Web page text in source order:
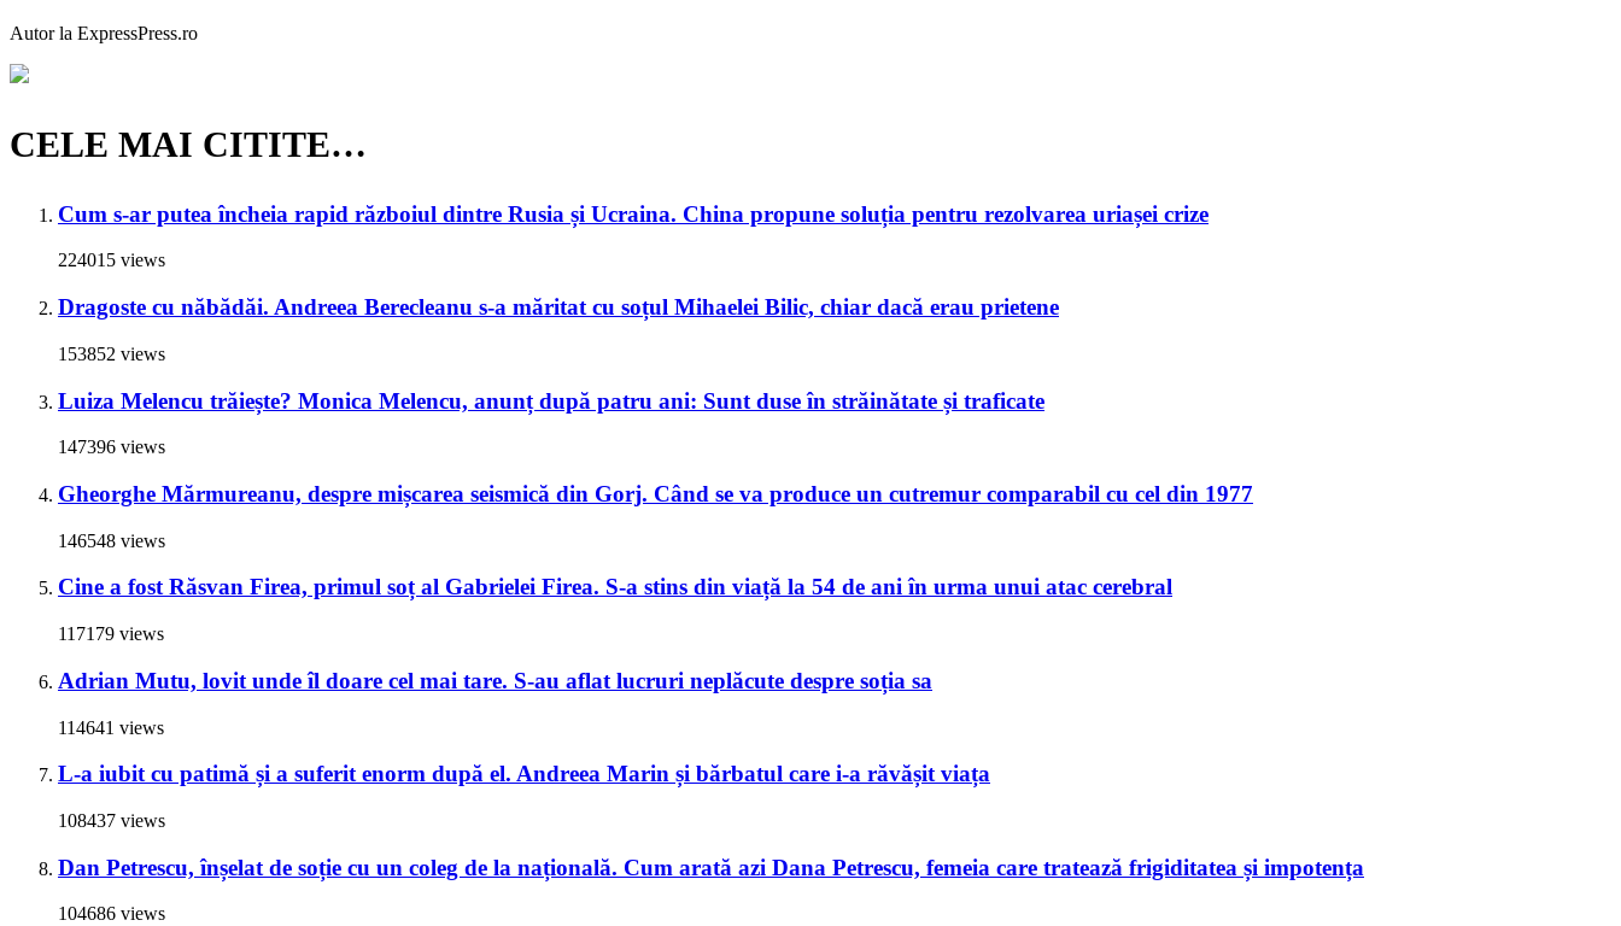
Autor la ExpressPress.ro
CELE MAI CITITE…
Cum s-ar putea încheia rapid războiul dintre Rusia și Ucraina. China propune soluția pentru rezolvarea uriașei crize
224015 views
Dragoste cu năbădăi. Andreea Berecleanu s-a măritat cu soțul Mihaelei Bilic, chiar dacă erau prietene
153852 views
Luiza Melencu trăiește? Monica Melencu, anunț după patru ani: Sunt duse în străinătate și traficate
147396 views
Gheorghe Mărmureanu, despre mișcarea seismică din Gorj. Când se va produce un cutremur comparabil cu cel din 1977
146548 views
Cine a fost Răsvan Firea, primul soț al Gabrielei Firea. S-a stins din viață la 54 de ani în urma unui atac cerebral
117179 views
Adrian Mutu, lovit unde îl doare cel mai tare. S-au aflat lucruri neplăcute despre soția sa
114641 views
L-a iubit cu patimă și a suferit enorm după el. Andreea Marin și bărbatul care i-a răvășit viața
108437 views
Dan Petrescu, înșelat de soție cu un coleg de la națională. Cum arată azi Dana Petrescu, femeia care tratează frigiditatea și impotența
104686 views